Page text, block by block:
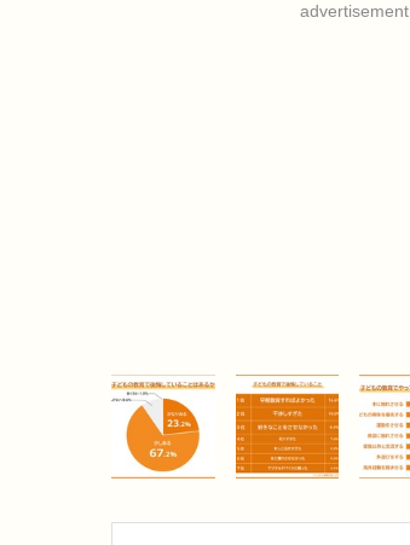
advertisement